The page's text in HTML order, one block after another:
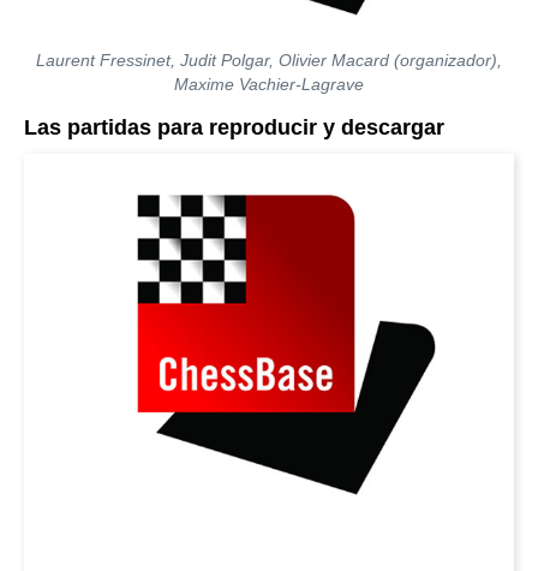
Laurent Fressinet, Judit Polgar, Olivier Macard (organizador),
Maxime Vachier-Lagrave
Las partidas para reproducir y descargar